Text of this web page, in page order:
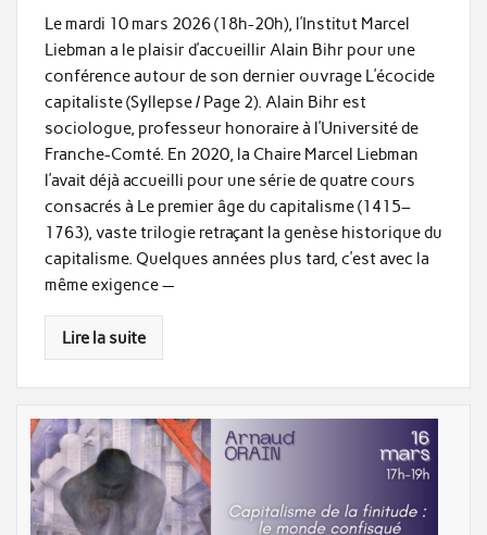
Le mardi 10 mars 2026 (18h-20h), l’Institut Marcel
Liebman a le plaisir d’accueillir Alain Bihr pour une
conférence autour de son dernier ouvrage L’écocide
capitaliste (Syllepse / Page 2). Alain Bihr est
sociologue, professeur honoraire à l’Université de
Franche-Comté. En 2020, la Chaire Marcel Liebman
l’avait déjà accueilli pour une série de quatre cours
consacrés à Le premier âge du capitalisme (1415–
1763), vaste trilogie retraçant la genèse historique du
capitalisme. Quelques années plus tard, c’est avec la
même exigence —
Lire la suite